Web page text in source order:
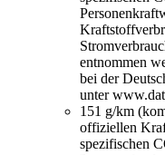
entnommen
bei der
unter
151 g/km
offiziellen
spezifischen